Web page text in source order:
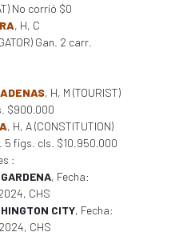
No corrió $0
, H, C
Gan. 2 carr.
, H, M (TOURIST)
$900.000
, H, A (CONSTITUTION)
5 figs. cls. $10.950.000
:
, Fecha:
CHS
CITY, Fecha:
CHS